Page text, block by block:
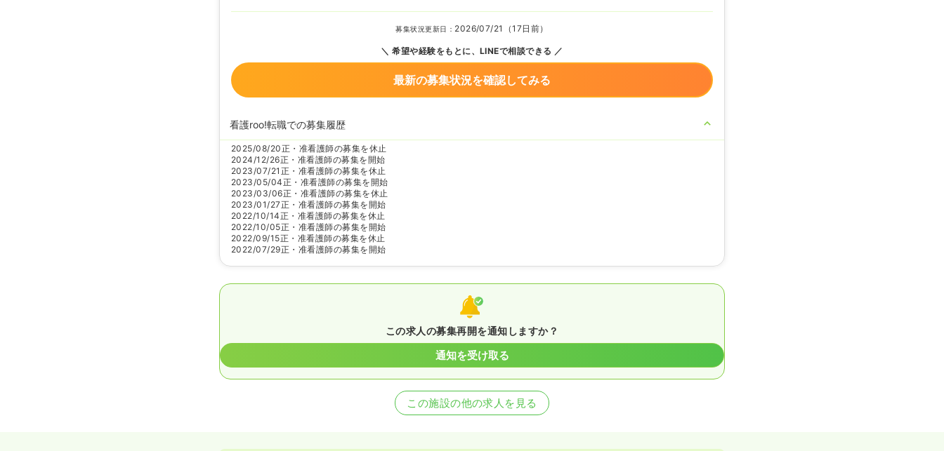
募集状況更新日： 2026/07/21（17日前）
希望や経験をもとに、LINEで相談できる
最新の募集状況を確認してみる
看護roo!転職での募集履歴
2025/08/20正・准看護師の募集を休止
2024/12/26正・准看護師の募集を開始
2023/07/21 正・准看護師の募集を休止
2023/05/04正・准看護師の募集を開始
2023/03/06正・准看護師の募集を休止
2023/01/27正・准看護師の募集を開始
2022/10/14正・准看護師の募集を休止
2022/10/05正・准看護師の募集を開始
2022/09/15正・准看護師の募集を休止
2022/07/29正・准看護師の募集を開始
この求人の募集再開を通知しますか？
通知を受け取る
この施設の他の求人を見る